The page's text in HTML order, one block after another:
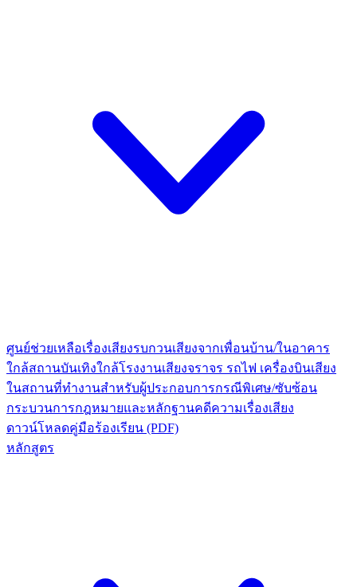
ศูนย์ช่วยเหลือเรื่องเสียงรบกวนเสียงจากเพื่อนบ้าน/ในอาคาร
ใกล้สถานบันเทิงใกล้โรงงานเสียงจราจร รถไฟ เครื่องบินเสียง
ในสถานที่ทำงานสำหรับผู้ประกอบการกรณีพิเศษ/ซับซ้อน
กระบวนการกฎหมายและหลักฐานคดีความเรื่องเสียง
ดาวน์โหลดคู่มือร้องเรียน (PDF)
หลักสูตร